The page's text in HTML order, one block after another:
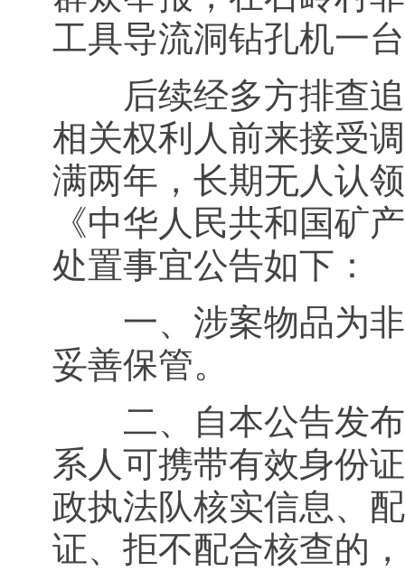
工具导流洞钻孔机一
后续经多方排查追
相关权利人前来接受
满两年，长期无人认
《中华人民共和国矿
处置事宜公告如下：
一、涉案物品为非
妥善保管。
二、自本公告发布
系人可携带有效身份
政执法队核实信息、
证、拒不配合核查的